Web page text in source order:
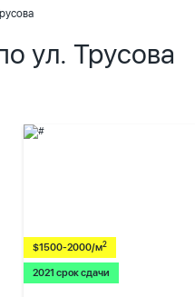
ул. Трусова
$1500-2000/м2
2021 срок сдачи